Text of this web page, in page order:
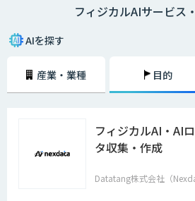
フィジカルAIサービス
AIを探す
産業・業種 目的
フィジカルAI・AI
タ収集・作成
Datatang株式会社（